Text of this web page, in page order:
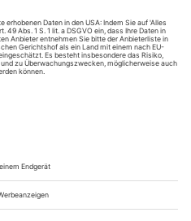
Rimini Protokoll (Helgard
(U)
drei falsch ist? Oder ein
Form, das wäre also ein
der Tatsache, dass
auf...